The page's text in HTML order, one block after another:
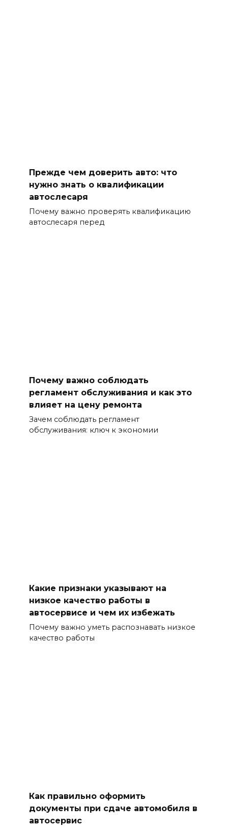
Прежде чем доверить авто: что
нужно знать о квалификации
автослесаря
Почему важно проверять квалификацию
автослесаря перед
Почему важно соблюдать
регламент обслуживания и как это
влияет на цену ремонта
Зачем соблюдать регламент
обслуживания: ключ к экономии
Какие признаки указывают на
низкое качество работы в
автосервисе и чем их избежать
Почему важно уметь распознавать низкое
качество работы
Как правильно оформить
документы при сдаче автомобиля в
автосервис